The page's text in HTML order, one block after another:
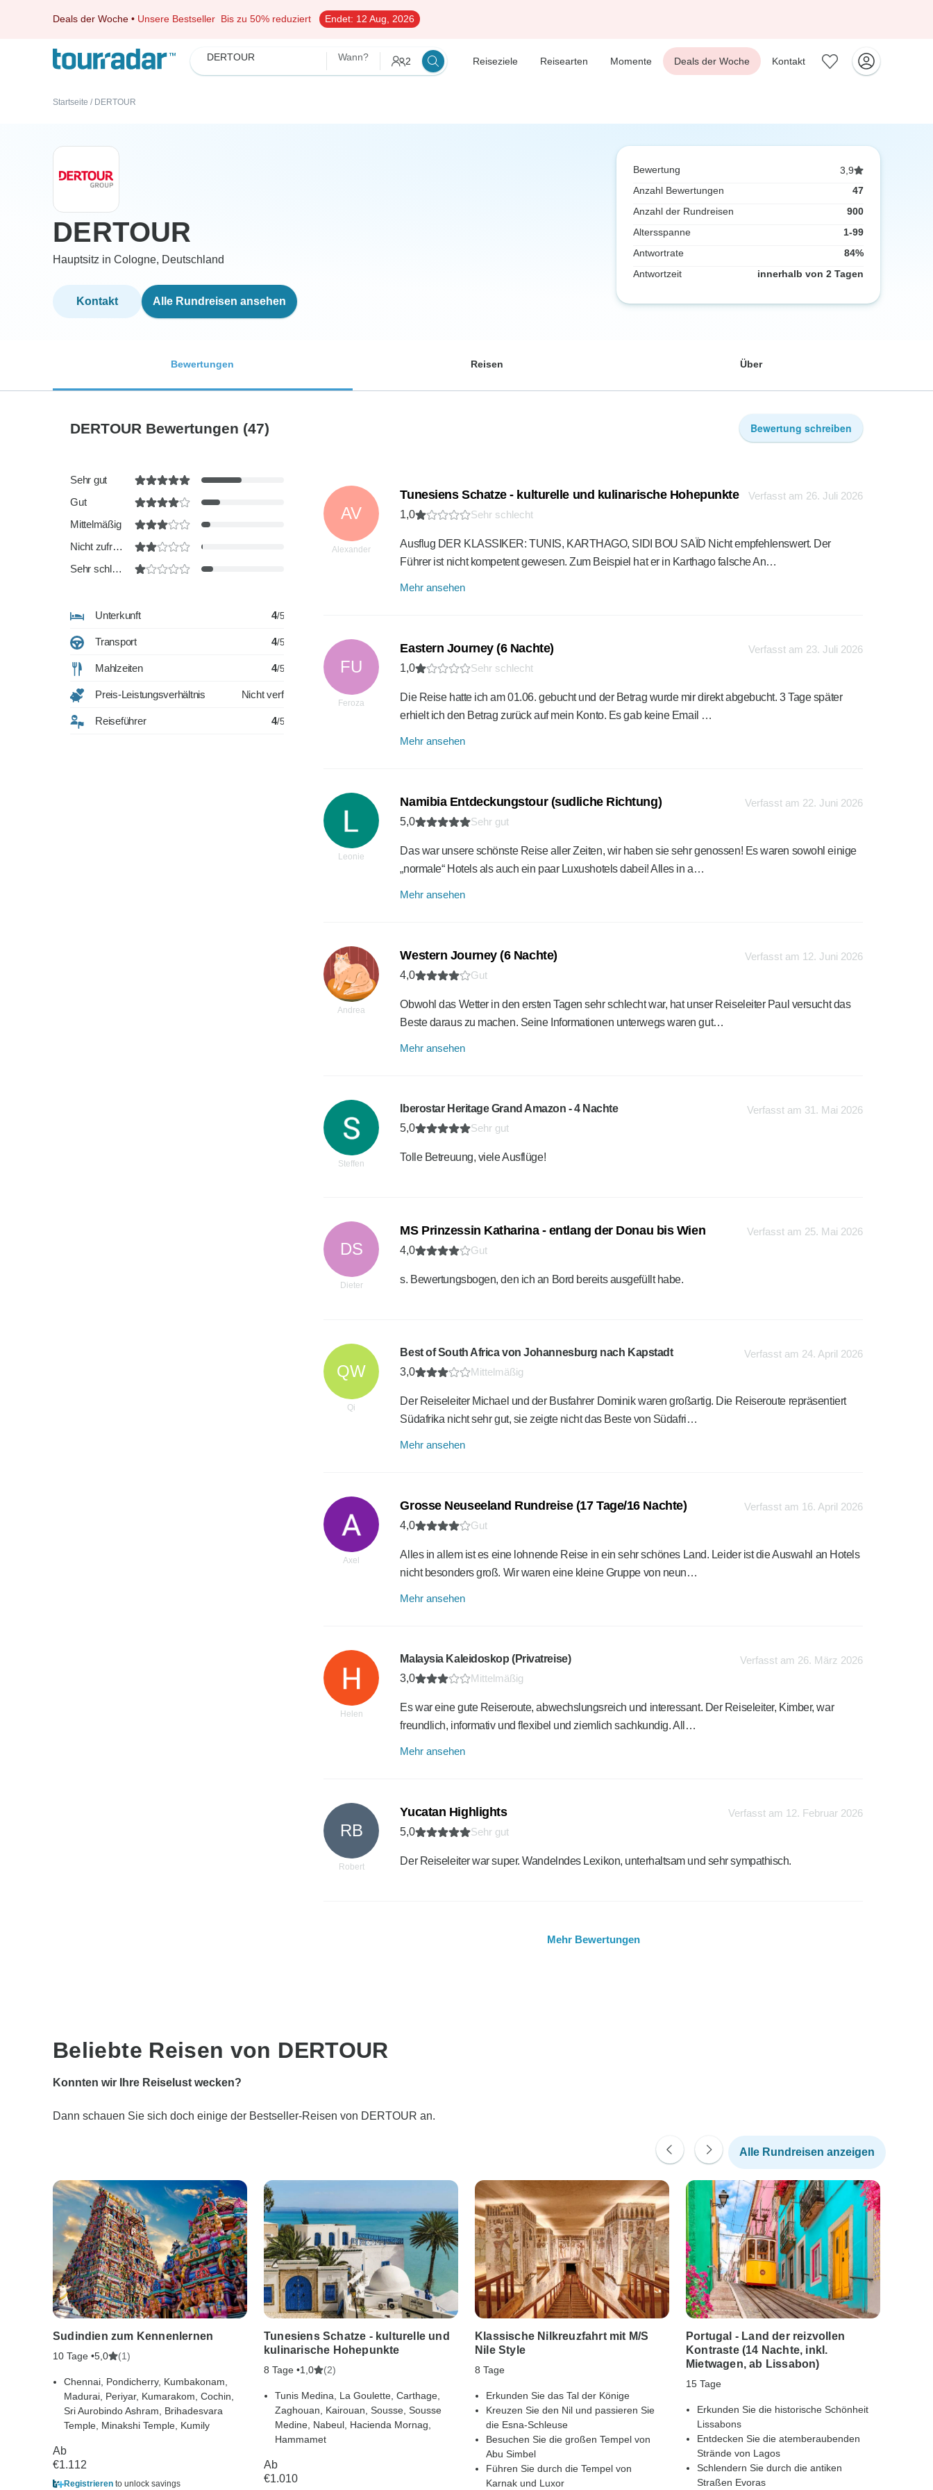
Deals der Woche • Unsere Bestseller Bis zu 50% reduziert Endet: 12 Aug, 2026
DERTOUR Wann? 2 Reiseziele Reisearten Momente Deals der Woche Kontakt
Startseite / DERTOUR
DERTOUR
Hauptsitz in Cologne, Deutschland
Kontakt Alle Rundreisen ansehen
Bewertung
3,9
Anzahl Bewertungen
47
Anzahl der Rundreisen
900
Altersspanne
1-99
Antwortrate
84%
Antwortzeit
innerhalb von 2 Tagen
Bewertungen Reisen Über
DERTOUR Bewertungen (47) Bewertung schreiben
Sehr gut
Gut
Mittelmäßig
Nicht zufriedenstellend
Sehr schlecht
Unterkunft 4/5
Transport 4/5
Mahlzeiten 4/5
Preis-Leistungsverhältnis Nicht verfügbar
Reiseführer 4/5
AV
Alexander
Tunesiens Schatze - kulturelle und kulinarische Hohepunkte
1,0 Sehr schlecht
Verfasst am 26. Juli 2026
Ausflug DER KLASSIKER: TUNIS, KARTHAGO, SIDI BOU SAÏD Nicht empfehlenswert. Der
Führer ist nicht kompetent gewesen. Zum Beispiel hat er in Karthago falsche An…
Mehr ansehen
FU
Feroza
Eastern Journey (6 Nachte)
1,0 Sehr schlecht
Verfasst am 23. Juli 2026
Die Reise hatte ich am 01.06. gebucht und der Betrag wurde mir direkt abgebucht. 3 Tage später
erhielt ich den Betrag zurück auf mein Konto. Es gab keine Email …
Mehr ansehen
Leonie
Namibia Entdeckungstour (sudliche Richtung)
5,0 Sehr gut
Verfasst am 22. Juni 2026
Das war unsere schönste Reise aller Zeiten, wir haben sie sehr genossen! Es waren sowohl einige
„normale“ Hotels als auch ein paar Luxushotels dabei! Alles in a…
Mehr ansehen
Andrea
Western Journey (6 Nachte)
4,0 Gut
Verfasst am 12. Juni 2026
Obwohl das Wetter in den ersten Tagen sehr schlecht war, hat unser Reiseleiter Paul versucht das
Beste daraus zu machen. Seine Informationen unterwegs waren gut…
Mehr ansehen
Steffen
Iberostar Heritage Grand Amazon - 4 Nachte
5,0
Sehr gut
Verfasst am 31. Mai 2026
Tolle Betreuung, viele Ausflüge!
DS
Dieter
MS Prinzessin Katharina - entlang der Donau bis Wien
4,0 Gut
Verfasst am 25. Mai 2026
s. Bewertungsbogen, den ich an Bord bereits ausgefüllt habe.
QW
Qi
Best of South Africa von Johannesburg nach Kapstadt
3,0
Mittelmäßig
Verfasst am 24. April 2026
Der Reiseleiter Michael und der Busfahrer Dominik waren großartig. Die Reiseroute repräsentiert
Südafrika nicht sehr gut, sie zeigte nicht das Beste von Südafri…
Mehr ansehen
Axel
Grosse Neuseeland Rundreise (17 Tage/16 Nachte)
4,0 Gut
Verfasst am 16. April 2026
Alles in allem ist es eine lohnende Reise in ein sehr schönes Land. Leider ist die Auswahl an Hotels
nicht besonders groß. Wir waren eine kleine Gruppe von neun…
Mehr ansehen
Helen
Malaysia Kaleidoskop (Privatreise)
3,0
Mittelmäßig
Verfasst am 26. März 2026
Es war eine gute Reiseroute, abwechslungsreich und interessant. Der Reiseleiter, Kimber, war
freundlich, informativ und flexibel und ziemlich sachkundig. All…
Mehr ansehen
RB
Robert
Yucatan Highlights
5,0 Sehr gut
Verfasst am 12. Februar 2026
Der Reiseleiter war super. Wandelndes Lexikon, unterhaltsam und sehr sympathisch.
Mehr Bewertungen
Beliebte Reisen von DERTOUR
Konnten wir Ihre Reiselust wecken?
Dann schauen Sie sich doch einige der Bestseller-Reisen von DERTOUR an.
Sudindien zum Kennenlernen
10 Tage •5,0 (1)
Chennai, Pondicherry, Kumbakonam,
Madurai, Periyar, Kumarakom, Cochin,
Sri Aurobindo Ashram, Brihadesvara
Temple, Minakshi Temple, Kumily
Ab
€1.112
Registrieren to unlock savings
Tunesiens Schatze - kulturelle und
kulinarische Hohepunkte
8 Tage •1,0 (2)
Tunis Medina, La Goulette, Carthage,
Zaghouan, Kairouan, Sousse, Sousse
Medine, Nabeul, Hacienda Mornag,
Hammamet
Ab
€1.010
Klassische Nilkreuzfahrt mit M/S
Nile Style
8 Tage
Erkunden Sie das Tal der Könige
Kreuzen Sie den Nil und passieren Sie
die Esna-Schleuse
Besuchen Sie die großen Tempel von
Abu Simbel
Führen Sie durch die Tempel von
Karnak und Luxor
Portugal - Land der reizvollen
Kontraste (14 Nachte, inkl.
Mietwagen, ab Lissabon)
15 Tage
Erkunden Sie die historische Schönheit
Lissabons
Entdecken Sie die atemberaubenden
Strände von Lagos
Schlendern Sie durch die antiken
Straßen Evoras
Alle Rundreisen anzeigen